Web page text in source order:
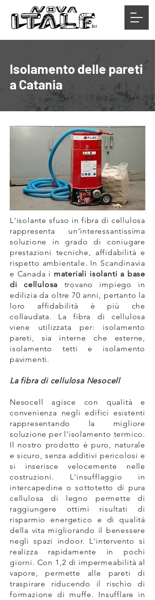
Isolamento delle pareti
a Catania
L'isolante sfuso in fibra di cellulosa
rappresenta un'interessantissima
soluzione in grado di coniugare
prestazioni tecniche, affidabilità e
rispetto ambientale. In Scandinavia
e Canada i materiali isolanti a base
di cellulosa trovano impiego in
edilizia da oltre 70 anni, pertanto la
loro affidabilità è più che
collaudata. La fibra di cellulosa
viene utilizzata per: isolamento
pareti, sia interne che esterne,
isolamento tetti e isolamento
pavimenti.
La fibra di cellulosa Nesocell
Nesocell agisce con qualità e
convenienza negli edifici esistenti
rappresentando la migliore
soluzione per l'isolamento termico.
Il nostro prodotto è puro, naturale
e sicuro, senza additivi pericolosi e
si inserisce velocemente nelle
costruzioni. L'insufflaggio in
intercapedine o sottotetto di pura
cellulosa di legno permette di
raggiungere ottimi risultati di
risparmio energetico e di qualità
della vita migliorando il benessere
negli spazi indoor. L'intervento si
realizza rapidamente in pochi
giorni. Con 1,2 di impermeabilità al
vapore, permette alle pareti di
traspirare riducendo il rischio di
formazione di muffe. Insufflare in